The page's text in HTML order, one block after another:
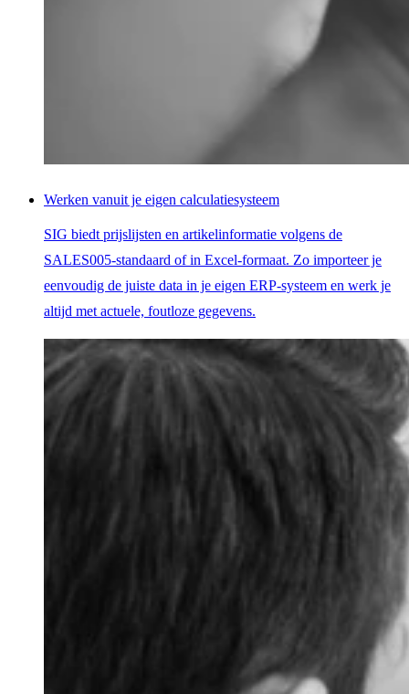
Werken vanuit je eigen calculatiesysteem
SIG biedt prijslijsten en artikelinformatie volgens de
SALES005-standaard of in Excel-formaat. Zo importeer je
eenvoudig de juiste data in je eigen ERP-systeem en werk je
altijd met actuele, foutloze gegevens.